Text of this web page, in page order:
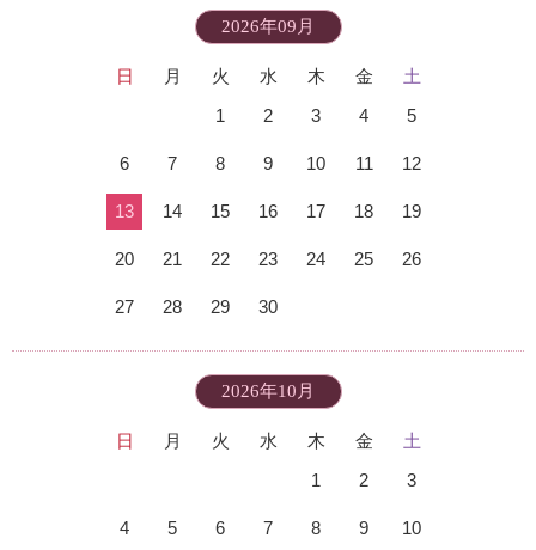
2026年09月
日 月 火 水 木 金
土
1
2 3 4 5
6 7 8 9 10 11 12
13 14 15 16 17 18 19
20 21 22 23 24 25 26
27 28 29 30
2026年10月
日 月 火 水 木 金
土
1
2 3
4 5 6 7 8 9 10